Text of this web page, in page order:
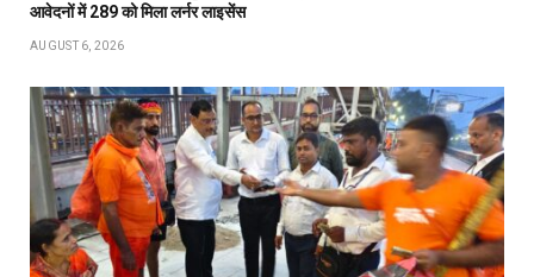
आवेदनों में 289 को मिला लर्नर लाइसेंस
AUGUST 6, 2026